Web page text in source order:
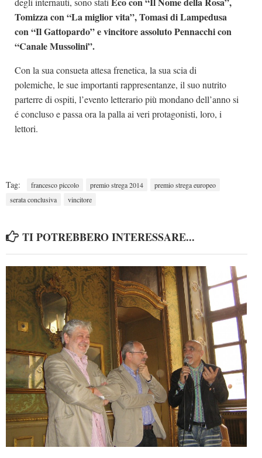
Tomizza con “La miglior vita”, Tomasi di Lampedusa
con “Il Gattopardo” e vincitore assoluto Pennacchi con
“Canale Mussolini”.
Con la sua consueta attesa frenetica, la sua scia di
polemiche, le sue importanti rappresentanze, il suo nutrito
parterre di ospiti, l’evento letterario più mondano dell’anno si
é concluso e passa ora la palla ai veri protagonisti, loro, i
lettori.
Tag: francesco piccolo premio strega 2014
premio strega europeo
serata conclusiva
vincitore
TI POTREBBERO INTERESSARE...